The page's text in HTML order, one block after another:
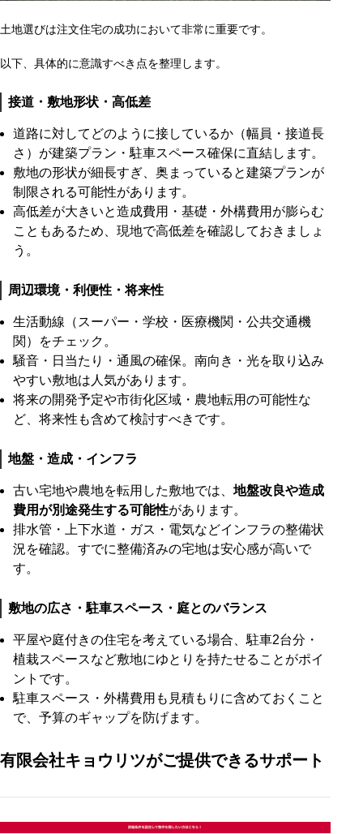
土地選びは注文住宅の成功において非常に重要です。
以下、具体的に意識すべき点を整理します。
接道・敷地形状・高低差
道路に対してどのように接しているか（幅員・接道長
さ）が建築プラン・駐車スペース確保に直結します。
敷地の形状が細長すぎ、奥まっていると建築プランが
制限される可能性があります。
高低差が大きいと造成費用・基礎・外構費用が膨らむ
こともあるため、現地で高低差を確認しておきましょ
う。
周辺環境・利便性・将来性
生活動線（スーパー・学校・医療機関・公共交通機
関）をチェック。
騒音・日当たり・通風の確保。南向き・光を取り込み
やすい敷地は人気があります。
将来の開発予定や市街化区域・農地転用の可能性な
ど、将来性も含めて検討すべきです。
地盤・造成・インフラ
古い宅地や農地を転用した敷地では、 地盤改良や造成
費用が別途発生する可能性があります。
排水管・上下水道・ガス・電気などインフラの整備状
況を確認。すでに整備済みの宅地は安心感が高いで
す。
敷地の広さ・駐車スペース・庭とのバランス
平屋や庭付きの住宅を考えている場合、駐車2台分・
植栽スペースなど敷地にゆとりを持たせることがポイ
ントです。
駐車スペース・外構費用も見積もりに含めておくこと
で、予算のギャップを防げます。
有限会社キョウリツがご提供できるサポート